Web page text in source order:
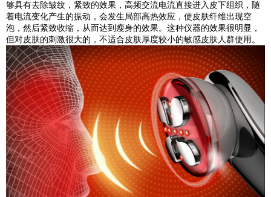
够具有去除皱纹，紧致的效果，高频交流电流直接进入皮下组织，随
着电流变化产生的振动，会发生局部高热效应，使皮肤纤维出现空
泡，然后紧致收缩，从而达到瘦身的效果。这种仪器的效果很明显，
但对皮肤的刺激很大的，不适合皮肤厚度较小的敏感皮肤人群使用。